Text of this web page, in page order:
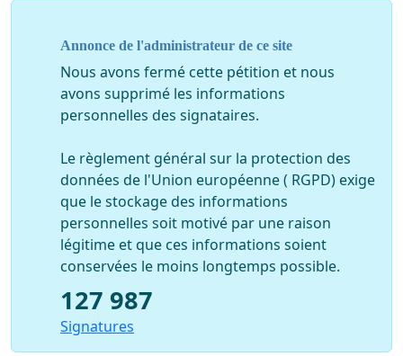
Annonce de l'administrateur de ce site
Nous avons fermé cette pétition et nous
avons supprimé les informations
personnelles des signataires.
Le règlement général sur la protection des
données de l'Union européenne ( RGPD) exige
que le stockage des informations
personnelles soit motivé par une raison
légitime et que ces informations soient
conservées le moins longtemps possible.
127 987
Signatures